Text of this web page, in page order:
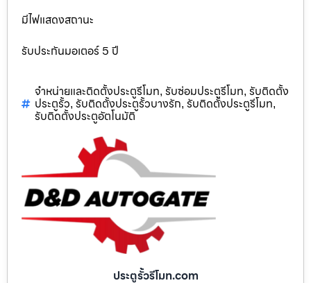
มีไฟแสดงสถานะ
รับประกันมอเตอร์ 5 ปี
จำหน่ายและติดตั้งประตูรีโมท, รับซ่อมประตูรีโมท, รับติดตั้ง
ประตูรั้ว, รับติดตั้งประตูรั้วบางรัก, รับติดตั้งประตูรีโมท,
รับติดตั้งประตูอัตโนมัติ
ประตูรั้วรีโมท.com